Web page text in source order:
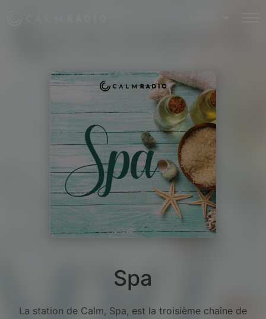
Spa
La station de Calm, Spa, est la troisième chaîne de